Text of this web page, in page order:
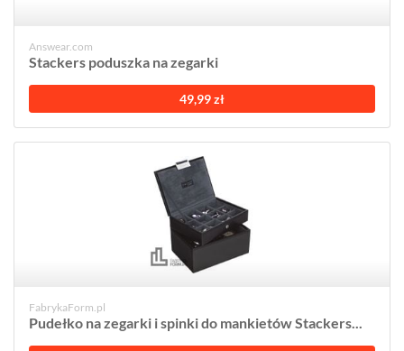
Answear.com
Stackers poduszka na zegarki
49,99 zł
FabrykaForm.pl
Pudełko na zegarki i spinki do mankietów Stackers...